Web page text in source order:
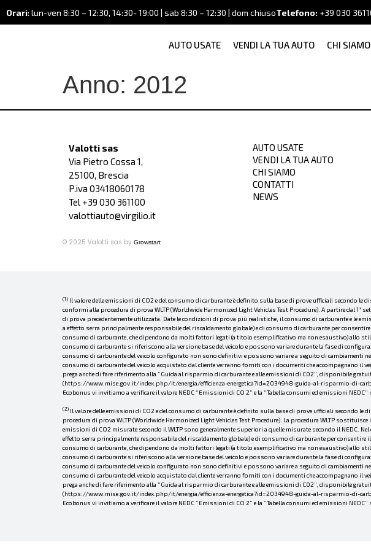
Orari: lun-ven 8:30 – 12:30, 14:30- 19:00 | sab 8:30 – 12:30 | dom chiusoTelefono: +39 030
AUTO USATE VENDI LA TUA AUTO CHI SIAMO
Anno: 2012
Valotti sas
Via Pietro Cossa 1,
25100, Brescia
P.iva 03418060178
Tel +39 030 361100
valottiauto@virgilio.it
AUTO USATE
VENDI LA TUA AUTO
CHI SIAMO
CONTATTI
NEWS
© 2025 Valotti sas by Growstart
(1) Il valore delle emissioni di CO2 e del consumo di carburante è definito sulla base di prove ufficiali secondo
conformi alla procedura di prova WLTP (Worldwide Harmonized Light Vehicles Test Procedure). A partire dal
di prova precedentemente utilizzata. Date le condizioni di prova più realistiche, il consumo di carburante e le
a effetto serra principalmente responsabile del riscaldamento globale) e di consumo di carburante per
consumo di carburante, che dipendono da molti fattori legati (a titolo esemplificativo ma non esaustivo) allo
consumo di carburante si riferiscono alla versione base del veicolo e possono variare durante la fase di
consumo di carburante del veicolo configurato non sono definitivi e possono variare a seguito di
consumo di carburante del veicolo acquistato dal cliente verranno forniti con i documenti che accompagnano
prega anche di fare riferimento alla “Guida al risparmio di carburante e alle emissioni di C02”, disponibile
(https://www.mise.gov.it/index.php/it/energia/efficienza-energetica?id=2034948-guida-al-risparmio-di-
Ecobonus vi invitiamo a verificare il valore NEDC “Emissioni di CO 2” e la “Tabella consumi ed emissioni
(2) Il valore delle emissioni di CO2 e del consumo di carburante è definito sulla base di prove ufficiali secondo
procedura di prova WLTP (Worldwide Harmonized Light Vehicles Test Procedure). La procedura WLTP
emissioni di CO2 misurate secondo il WLTP sono generalmente superiori a quelle misurate secondo il NEDC.
effetto serra principalmente responsabile del riscaldamento globale) e di consumo di carburante per
consumo di carburante, che dipendono da molti fattori legati (a titolo esemplificativo ma non esaustivo) allo
consumo di carburante si riferiscono alla versione base del veicolo e possono variare durante la fase di
consumo di carburante del veicolo configurato non sono definitivi e possono variare a seguito di
consumo di carburante del veicolo acquistato dal cliente verranno forniti con i documenti che accompagnano
prega anche di fare riferimento alla “Guida al risparmio di carburante e alle emissioni di C02”, disponibile
(https://www.mise.gov.it/index.php/it/energia/efficienza-energetica?id=2034948-guida-al-risparmio-di-
Ecobonus vi invitiamo a verificare il valore NEDC “Emissioni di CO 2” e la “Tabella consumi ed emissioni